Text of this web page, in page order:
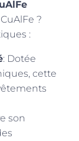
?
:
: Dotée
cette
son